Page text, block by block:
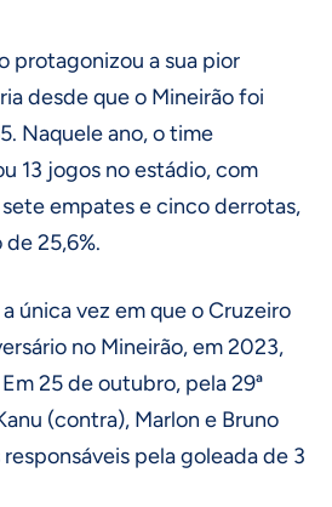
protagonizou a sua pior
desde que o Mineirão foi
Naquele ano, o time
13 jogos no estádio, com
empates e cinco derrotas,
25,6%.
única vez em que o Cruzeiro
no Mineirão, em 2023,
25 de outubro, pela 29ª
(contra), Marlon e Bruno
pela goleada de 3